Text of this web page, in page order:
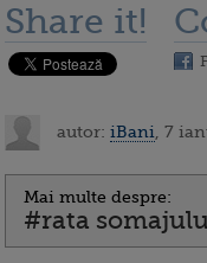
Share it!
autor: iBani , 7
Mai multe despre:
#rata